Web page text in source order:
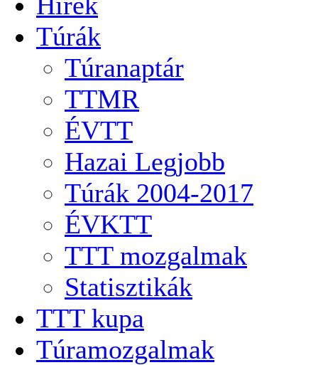
Túrák
Túranaptár
TTMR
ÉVTT
Hazai Legjobb
Túrák 2004-2017
ÉVKTT
TTT mozgalmak
Statisztikák
TTT kupa
Túramozgalmak